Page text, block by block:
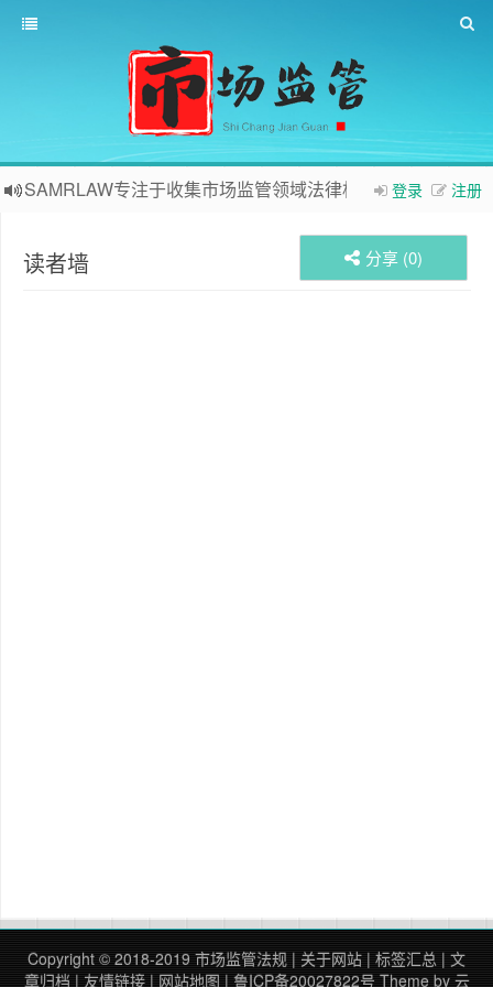
登录 注册
SAMRLAW专注于收集市场监管领域法律相关内容
读者墙 分享 (0)
Copyright © 2018-2019 市场监管法规 | 关于网站 | 标签汇总 | 文
章归档 | 友情链接| 网站地图 | 鲁ICP备20027822号 Theme by 云